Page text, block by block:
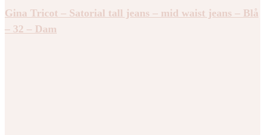
Gina Tricot – Satorial tall jeans – mid waist jeans – Blå
– 32 – Dam